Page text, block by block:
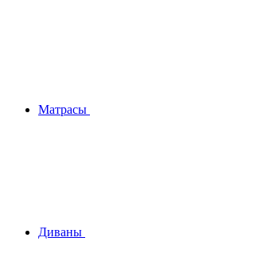
Матрасы
Диваны